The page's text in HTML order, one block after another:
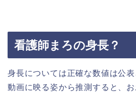
看護師まろの身長？
身長については正確な数値は公表
動画に映る姿から推測すると、